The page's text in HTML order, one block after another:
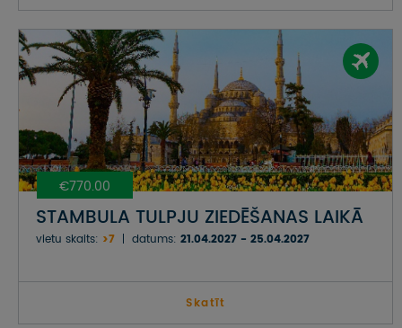
€770.00
STAMBULA TULPJU ZIEDĒŠANAS LAIKĀ
vietu skaits: >7 datums: 21.04.2027 - 25.04.2027
Skatīt